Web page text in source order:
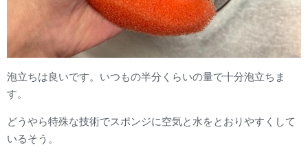
泡立ちは良いです。いつもの半分くらいの量で十分泡立ちま
す。
どうやら特殊な技術でスポンジに空気と水をとおりやすくして
いるそう。